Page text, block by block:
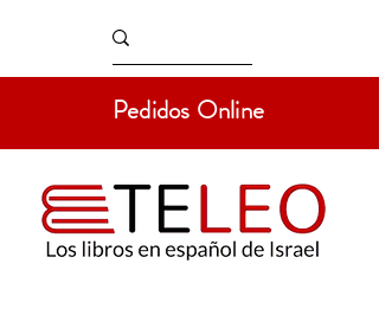
Pedidos Online